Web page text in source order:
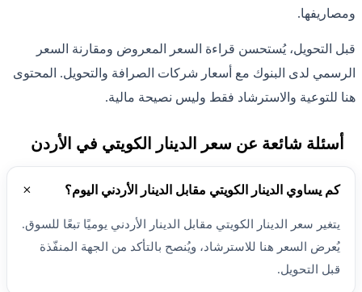
ومصاريفها.
قبل التحويل، يُستحسن قراءة السعر المعروض ومقارنة السعر
الرسمي لدى البنوك مع أسعار شركات الصرافة والتحويل. المحتوى
هنا للتوعية والاسترشاد فقط وليس نصيحة مالية.
أسئلة شائعة عن سعر الدينار الكويتي في الأردن
كم يساوي الدينار الكويتي مقابل الدينار الأردني اليوم؟
يتغير سعر الدينار الكويتي مقابل الدينار الأردني يوميًا تبعًا للسوق.
يُعرض السعر هنا للاسترشاد، ويُنصح بالتأكد من الجهة المنفّذة
قبل التحويل.